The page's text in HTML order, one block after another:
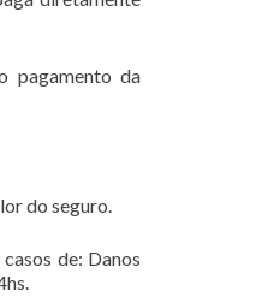
pagamento da
do seguro.
casos de: Danos